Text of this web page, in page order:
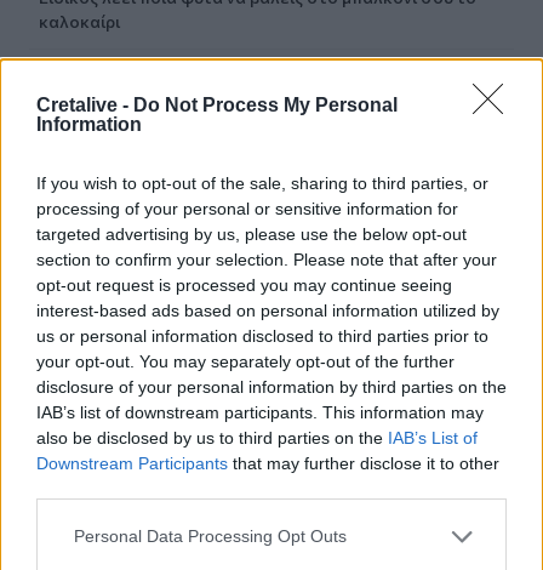
Cretalive - Do Not Process My Personal
Information
If you wish to opt-out of the sale, sharing to third parties, or
processing of your personal or sensitive information for
targeted advertising by us, please use the below opt-out
section to confirm your selection. Please note that after your
opt-out request is processed you may continue seeing
interest-based ads based on personal information utilized by
us or personal information disclosed to third parties prior to
your opt-out. You may separately opt-out of the further
disclosure of your personal information by third parties on the
IAB’s list of downstream participants. This information may
also be disclosed by us to third parties on the IAB’s List of
Downstream Participants that may further disclose it to other
Personal Data Processing Opt Outs
καλοκαίρι
Βιολόγος: «Αυτό που προσελκύει τα κουνούπια δεν είναι
το γλυκό αίμα, αλλά οι χημικές ενώσεις που εκπέμπουμε»
00:31
Σητεία: Πυρκαγιά στα Αχλάδια - Ολονύχτια μάχη με τις
φλόγες (Βίντεο)
23:55
Υπό έλεγχο η φωτιά σε ισόγειο κατάστημα στο Παλαιό
Φάληρο - Εκκενώθηκε προληπτικά πολυκατοικία
23:38
Ενές Καντέρ: Ο Τούρκος πρώην σέντερ δηλώνει
υποψήφιος να παίξει στο... WNBA